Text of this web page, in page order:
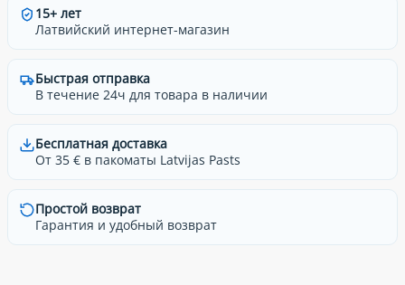
15+ лет
Латвийский интернет-магазин
Быстрая отправка
В течение 24ч для товара в наличии
Бесплатная доставка
От 35 € в пакоматы Latvijas Pasts
Простой возврат
Гарантия и удобный возврат